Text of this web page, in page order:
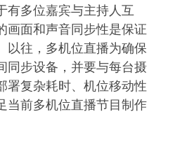
有多位嘉宾与主持人互
画面和声音同步性是保证
以往，多机位直播为确保
同步设备，并要与每台摄
署复杂耗时、机位移动性
当前多机位直播节目制作